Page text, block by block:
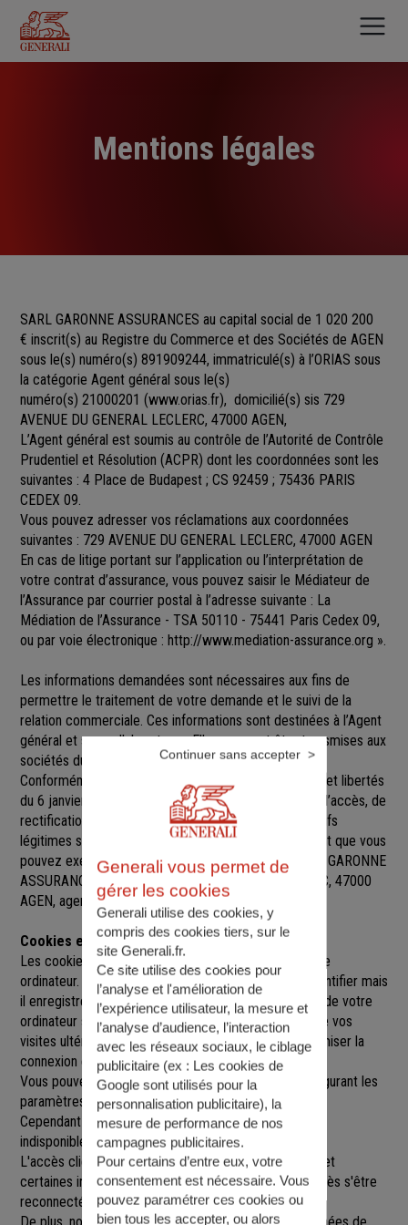
contenu
principal
Mentions légales
SARL GARONNE ASSURANCES au capital social de 1 020 200
€ inscrit(s) au Registre du Commerce et des Sociétés de AGEN
sous le(s) numéro(s) 891909244, immatriculé(s) à l’ORIAS sous
la catégorie Agent général sous le(s)
numéro(s) 21000201 (www.orias.fr), domicilié(s) sis 729
AVENUE DU GENERAL LECLERC, 47000 AGEN,
L’Agent général est soumis au contrôle de l’Autorité de Contrôle
Prudentiel et Résolution (ACPR) dont les coordonnées sont les
suivantes : 4 Place de Budapest ; CS 92459 ; 75436 PARIS
CEDEX 09.
Vous pouvez adresser vos réclamations aux coordonnées
suivantes : 729 AVENUE DU GENERAL LECLERC, 47000 AGEN
En cas de litige portant sur l’application ou l’interprétation de
votre contrat d’assurance, vous pouvez saisir le Médiateur de
l’Assurance par courrier postal à l’adresse suivante : La
Médiation de l’Assurance - TSA 50110 - 75441 Paris Cedex 09,
ou par voie électronique : http://www.mediation-assurance.org ».
Les informations demandées sont nécessaires aux fins de
permettre le traitement de votre demande et le suivi de la
relation commerciale. Ces informations sont destinées à l’Agent
général et ses collaborateurs. Elles pourront être transmises aux
sociétés du groupe GENERALI.
Conformément aux dispositions de la loi Informatique et libertés
du 6 janvier 1978 modifiée, vous disposez d’un droit d’accès, de
rectification, de suppression et d’opposition pour motifs
légitimes sur l’ensemble des données vous concernant que vous
pouvez exercer sur simple demande auprès de SARL GARONNE
ASSURANCES
, à
729 AVENUE DU GENERAL LECLERC, 47000
AGEN, agen@agence.generali.fr.
Cookies et sessions
Les cookies sont de petits fichiers implantés sur votre
ordinateur. Un cookie ne nous permet pas de vous identifier mais
il enregistre des informations relatives à la navigation de votre
ordinateur sur notre site que nous pourrons lire lors de vos
visites ultérieures afin de faciliter la navigation, d'optimiser la
connexion et de personnaliser l'utilisation du site.
Vous pouvez refuser l'utilisation des cookies en configurant les
paramètres de votre navigateur Internet.
Cependant le fait de refuser les cookies peut rendre
indisponibles toutes ou certaines parties du site.
L'accès client est construit avec un délai de session, et
certaines informations ne seront remises à jour qu'après s'être
reconnecté sur le site.
Generali vous permet de
gérer les cookies
Generali utilise des cookies, y
compris des cookies tiers, sur le
site Generali.fr.
Ce site utilise des cookies pour
l’analyse et l'amélioration de
l’expérience utilisateur, la mesure et
l’analyse d’audience, l’interaction
avec les réseaux sociaux, le ciblage
publicitaire (ex : Les cookies de
Google sont utilisés pour la
personnalisation publicitaire), la
mesure de performance de nos
campagnes publicitaires.
Pour certains d’entre eux, votre
consentement est nécessaire. Vous
pouvez paramétrer ces cookies ou
bien tous les accepter, ou alors
Continuer sans accepter